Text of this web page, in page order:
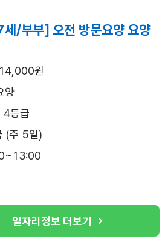
/부부] 오전 방문요양 요양
원
양
4등급
(주 5일)
일자리정보 더보기